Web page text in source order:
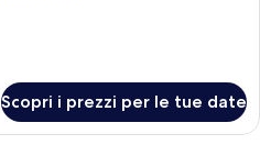
Scopri i prezzi per le tue date